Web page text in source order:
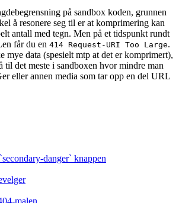
på sandbox koden, grunnen
å resonere seg til er at komprimering kan
antall med tegn. Men på et tidspunkt rundt
får du en 414 Request-URI Too Large.
mye data (spesielt mtp at det er komprimert),
til det meste i sandboxen hvor mindre man
eller annen media som tar opp en del URL
danger` knappen
malen